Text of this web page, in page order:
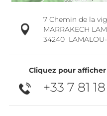
7 Chemin de la
MARRAKECH
34240
Cliquez pour afficher
+33 7 81 18